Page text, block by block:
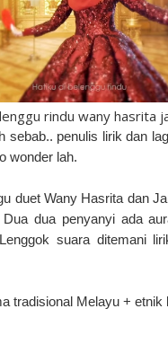
rindu wany hasrita
sebab.. penulis lirik dan
wonder lah.
duet Wany Hasrita dan
dua penyanyi ada
suara ditemani
tradisional Melayu + etnik